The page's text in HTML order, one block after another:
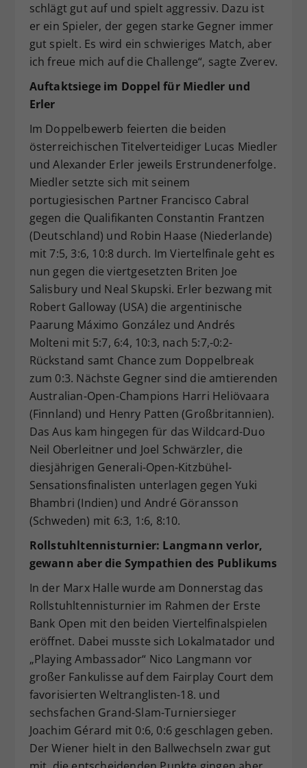
schlägt gut auf und spielt aggressiv. Dazu ist
er ein Spieler, der gegen starke Gegner immer
gut spielt. Es wird ein schwieriges Match, aber
ich freue mich auf die Challenge“, sagte Zverev.
Auftaktsiege im Doppel für Miedler und
Erler
Im Doppelbewerb feierten die beiden
österreichischen Titelverteidiger Lucas Miedler
und Alexander Erler jeweils Erstrundenerfolge.
Miedler setzte sich mit seinem
portugiesischen Partner Francisco Cabral
gegen die Qualifikanten Constantin Frantzen
(Deutschland) und Robin Haase (Niederlande)
mit 7:5, 3:6, 10:8 durch. Im Viertelfinale geht es
nun gegen die viertgesetzten Briten Joe
Salisbury und Neal Skupski. Erler bezwang mit
Robert Galloway (USA) die argentinische
Paarung Máximo González und Andrés
Molteni mit 5:7, 6:4, 10:3, nach 5:7,-0:2-
Rückstand samt Chance zum Doppelbreak
zum 0:3. Nächste Gegner sind die amtierenden
Australian-Open-Champions Harri Heliövaara
(Finnland) und Henry Patten (Großbritannien).
Das Aus kam hingegen für das Wildcard-Duo
Neil Oberleitner und Joel Schwärzler, die
diesjährigen Generali-Open-Kitzbühel-
Sensationsfinalisten unterlagen gegen Yuki
Bhambri (Indien) und André Göransson
(Schweden) mit 6:3, 1:6, 8:10.
Rollstuhltennisturnier: Langmann verlor,
gewann aber die Sympathien des Publikums
In der Marx Halle wurde am Donnerstag das
Rollstuhltennisturnier im Rahmen der Erste
Bank Open mit den beiden Viertelfinalspielen
eröffnet. Dabei musste sich Lokalmatador und
„Playing Ambassador“ Nico Langmann vor
großer Fankulisse auf dem Fairplay Court dem
favorisierten Weltranglisten-18. und
sechsfachen Grand-Slam-Turniersieger
Joachim Gérard mit 0:6, 0:6 geschlagen geben.
Der Wiener hielt in den Ballwechseln zwar gut